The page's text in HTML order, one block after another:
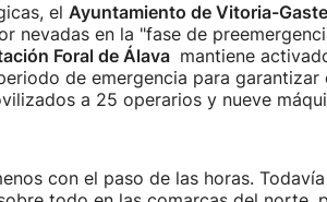
el Ayuntamiento de Vitoria-
nevadas en la "fase de
Foral de Álava mantiene
de emergencia para garantizar
a 25 operarios y nueve
con el paso de las horas.